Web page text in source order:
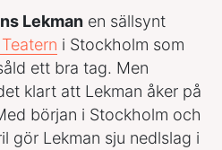
Lekman en sällsynt
i Stockholm som
ett bra tag. Men
klart att Lekman åker på
början i Stockholm och
gör Lekman sju nedlslag i